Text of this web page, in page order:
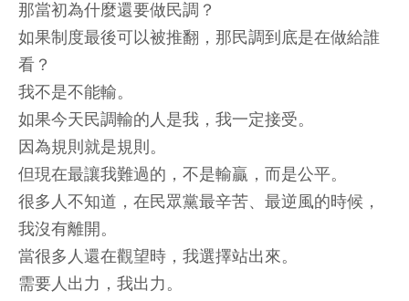
那當初為什麼還要做民調？
如果制度最後可以被推翻，那民調到底是在做給誰
看？
我不是不能輸。
如果今天民調輸的人是我，我一定接受。
因為規則就是規則。
但現在最讓我難過的，不是輸贏，而是公平。
很多人不知道，在民眾黨最辛苦、最逆風的時候，
我沒有離開。
當很多人還在觀望時，我選擇站出來。
需要人出力，我出力。